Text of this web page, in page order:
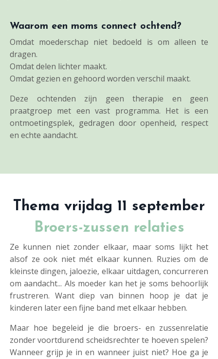
Waarom een moms connect ochtend?
Omdat moederschap niet bedoeld is om alleen te
dragen.
Omdat delen lichter maakt.
Omdat gezien en gehoord worden verschil maakt.
Deze ochtenden zijn geen therapie en geen
praatgroep met een vast programma. Het is een
ontmoetingsplek, gedragen door openheid, respect
en echte aandacht.
Thema vrijdag 11 september
Broers-zussen relaties
Ze kunnen niet zonder elkaar, maar soms lijkt het
alsof ze ook niet mét elkaar kunnen. Ruzies om de
kleinste dingen, jaloezie, elkaar uitdagen, concurreren
om aandacht... Als moeder kan het je soms behoorlijk
frustreren. Want diep van binnen hoop je dat je
kinderen later een fijne band met elkaar hebben.
Maar hoe begeleid je die broers- en zussenrelatie
zonder voortdurend scheidsrechter te hoeven spelen?
Wanneer grijp je in en wanneer juist niet? Hoe ga je